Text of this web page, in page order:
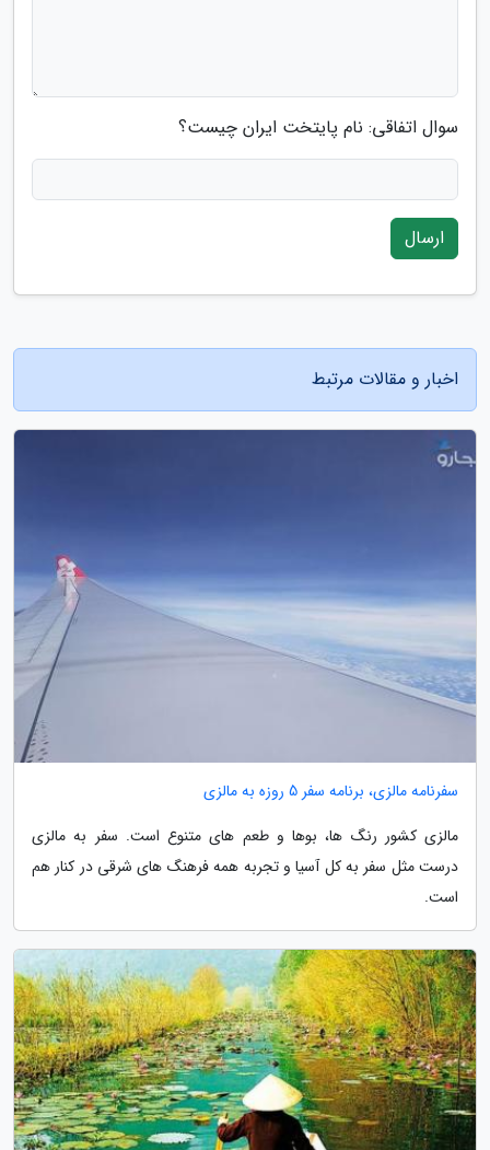
سوال اتفاقی: نام پایتخت ایران چیست؟
ارسال
اخبار و مقالات مرتبط
سفرنامه مالزی، برنامه سفر 5 روزه به مالزی
مالزی کشور رنگ ها، بوها و طعم های متنوع است. سفر به مالزی
درست مثل سفر به کل آسیا و تجربه همه فرهنگ های شرقی در کنار هم
است.